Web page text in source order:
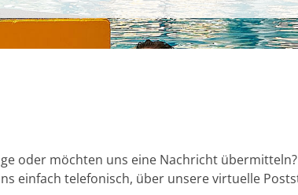
oder möchten uns eine Nachricht übermitteln?
einfach telefonisch, über unsere virtuelle